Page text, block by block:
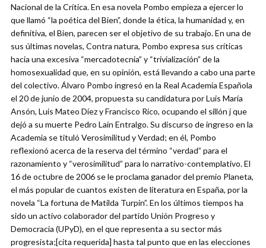
Nacional de la Crítica. En esa novela Pombo empieza a ejercer lo
que llamó “la poética del Bien”, donde la ética, la humanidad y, en
definitiva, el Bien, parecen ser el objetivo de su trabajo. En una de
sus últimas novelas, Contra natura, Pombo expresa sus críticas
hacia una excesiva “mercadotecnia” y “trivialización” de la
homosexualidad que, en su opinión, está llevando a cabo una parte
del colectivo. Álvaro Pombo ingresó en la Real Academia Española
el 20 de junio de 2004, propuesta su candidatura por Luis María
Ansón, Luis Mateo Díez y Francisco Rico, ocupando el sillón j que
dejó a su muerte Pedro Laín Entralgo. Su discurso de ingreso en la
Academia se tituló Verosimilitud y Verdad; en él, Pombo
reflexionó acerca de la reserva del término “verdad” para el
razonamiento y “verosimilitud” para lo narrativo-contemplativo. El
16 de octubre de 2006 se le proclama ganador del premio Planeta,
el más popular de cuantos existen de literatura en España, por la
novela “La fortuna de Matilda Turpin”. En los últimos tiempos ha
sido un activo colaborador del partido Unión Progreso y
Democracia (UPyD), en el que representa a su sector más
progresista;[cita requerida] hasta tal punto que en las elecciones